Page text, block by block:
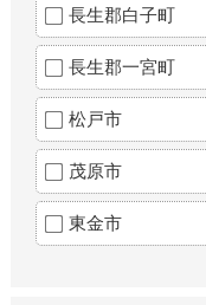
長生郡白子町
長生郡一宮町
松戸市
茂原市
東金市